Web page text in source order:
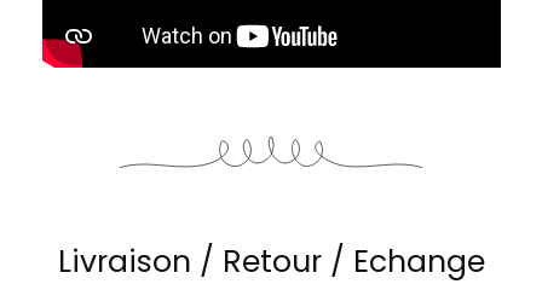
Livraison / Retour / Echange